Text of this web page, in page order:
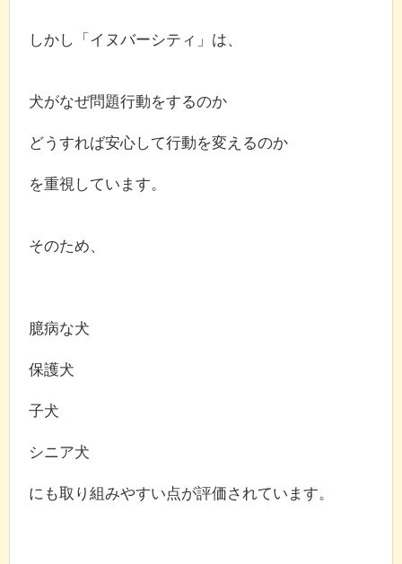
しかし「イヌバーシティ」は、
犬がなぜ問題行動をするのか
どうすれば安心して行動を変えるのか
を重視しています。
そのため、
臆病な犬
保護犬
子犬
シニア犬
にも取り組みやすい点が評価されています。